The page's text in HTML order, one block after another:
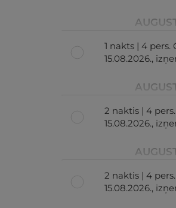
1 nakts | 4 pers.
15.08.2026.,
2 naktis | 4
15.08.2026.,
2 naktis | 4
15.08.2026.,